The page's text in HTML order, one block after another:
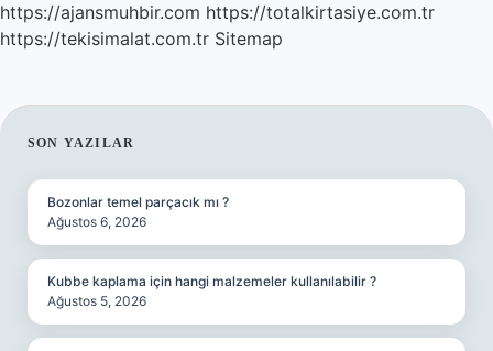
https://ajansmuhbir.com https://totalkirtasiye.com.tr
https://tekisimalat.com.tr Sitemap
SIDEBAR
SON YAZILAR
Bozonlar temel parçacık mı ?
Ağustos 6, 2026
Kubbe kaplama için hangi malzemeler kullanılabilir ?
Ağustos 5, 2026